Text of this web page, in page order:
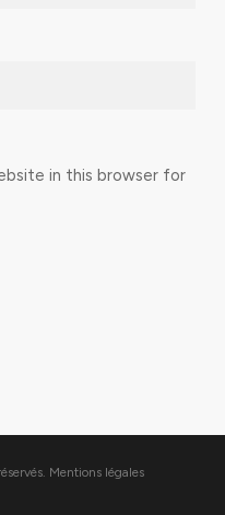
in this browser for
Mentions légales